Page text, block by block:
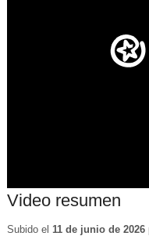
Video resumen
Subido el 11 de junio de 2026